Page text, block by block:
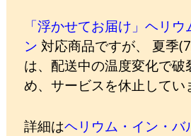
「浮かせてお届け」ヘリ
ン 対応商品ですが、 夏季
は、配送中の温度変化で破
め、サービスを休止してい
詳細はヘリウム・イン・バ